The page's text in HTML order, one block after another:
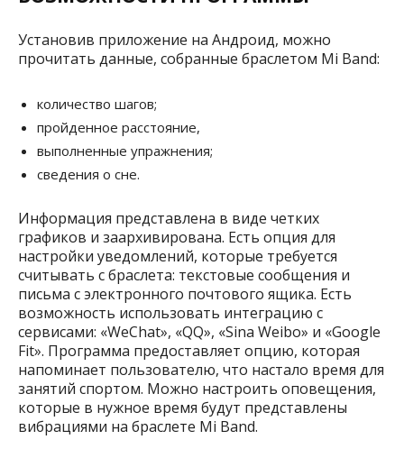
Установив приложение на Андроид, можно
прочитать данные, собранные браслетом Mi Band:
количество шагов;
пройденное расстояние,
выполненные упражнения;
сведения о сне.
Информация представлена в виде четких
графиков и заархивирована. Есть опция для
настройки уведомлений, которые требуется
считывать с браслета: текстовые сообщения и
письма с электронного почтового ящика. Есть
возможность использовать интеграцию с
сервисами: «WeChat», «QQ», «Sina Weibo» и «Google
Fit». Программа предоставляет опцию, которая
напоминает пользователю, что настало время для
занятий спортом. Можно настроить оповещения,
которые в нужное время будут представлены
вибрациями на браслете Mi Band.